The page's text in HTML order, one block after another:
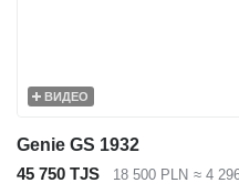
ВИДЕО
Genie GS 1932
45 750 TJS
18 500 PLN ≈ 4